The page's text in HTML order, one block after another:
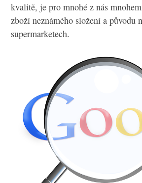
kvalitě, je pro mnohé z nás
zboží neznámého složení a původu
supermarketech.